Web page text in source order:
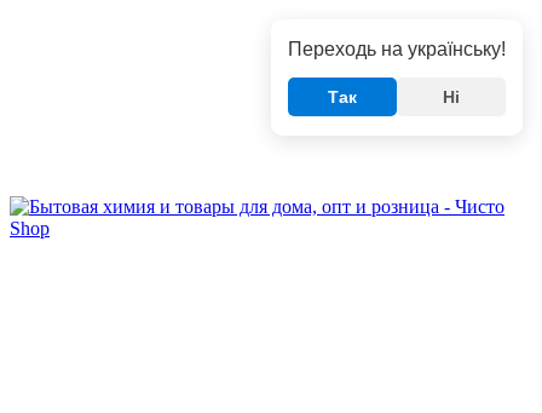
Переходь на українську!
Так Ні